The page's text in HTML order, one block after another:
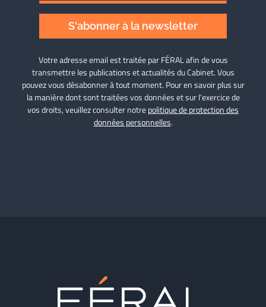
S'abonner à la newsletter
Votre adresse email est traitée par FÉRAL afin de vous
transmettre les publications et actualités du Cabinet. Vous
pouvez vous désabonner à tout moment. Pour en savoir plus sur
la manière dont sont traitées vos données et sur l’exercice de
vos droits, veuillez consulter notrepolitique de protection des
données personnelles.